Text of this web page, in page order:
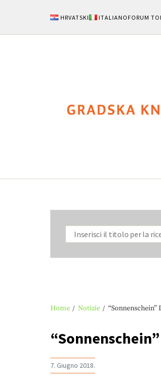
HRVATSKI ITALIANO FORUM
Home Notizie
7. Giugno 2018.